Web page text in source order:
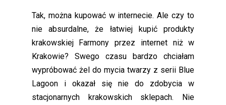
Tak, można kupować w internecie. Ale czy to
nie absurdalne, że łatwiej kupić produkty
krakowskiej Farmony przez internet niż w
Krakowie? Swego czasu bardzo chciałam
wypróbować żel do mycia twarzy z serii Blue
Lagoon i okazał się nie do zdobycia w
stacjonarnych krakowskich sklepach. Nie